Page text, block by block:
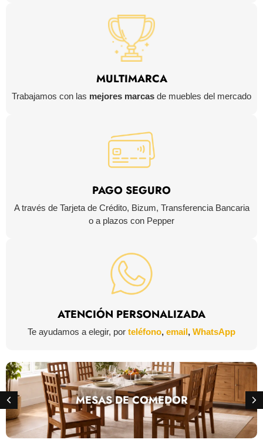
MULTIMARCA
Trabajamos con las mejores marcas de muebles del mercado
PAGO SEGURO
A través de Tarjeta de Crédito, Bizum, Transferencia Bancaria
o a plazos con Pepper
ATENCIÓN PERSONALIZADA
Te ayudamos a elegir, por teléfono, email, WhatsApp
MESAS DE COMEDOR